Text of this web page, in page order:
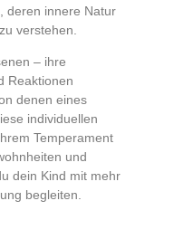
deren innere Natur
verstehen.
– ihre
Reaktionen
denen eines
individuellen
Temperament
und
dein Kind mit mehr
begleiten.